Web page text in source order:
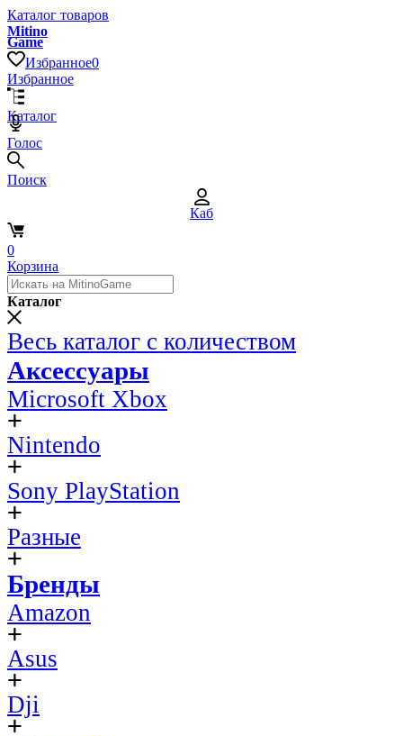
Каталог товаров
Mitino
Game
Избранное0
Избранное
Каталог
Голос
Поиск
Каб
0
Корзина
Каталог
Весь каталог с количеством
Аксессуары
Microsoft Xbox
Nintendo
Sony PlayStation
Разные
Бренды
Amazon
Asus
Dji